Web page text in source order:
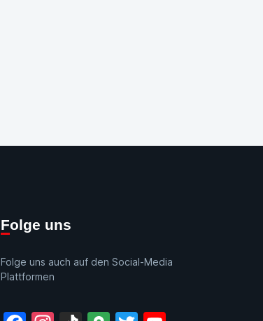
Folge uns
Folge uns auch auf den Social-Media
Plattformen